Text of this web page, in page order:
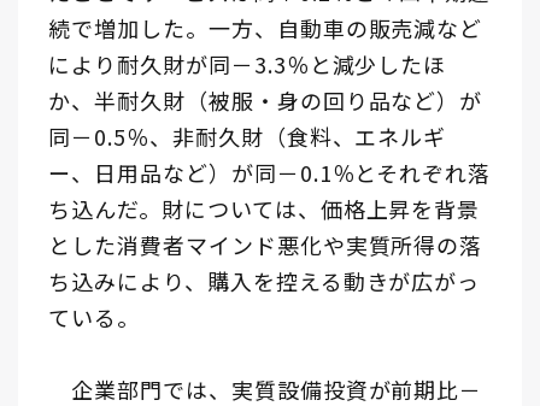
続で増加した。一方、自動車の販売減など
により耐久財が同－3.3％と減少したほ
か、半耐久財（被服・身の回り品など）が
同－0.5％、非耐久財（食料、エネルギ
ー、日用品など）が同－0.1％とそれぞれ落
ち込んだ。財については、価格上昇を背景
とした消費者マインド悪化や実質所得の落
ち込みにより、購入を控える動きが広がっ
ている。
企業部門では、実質設備投資が前期比－